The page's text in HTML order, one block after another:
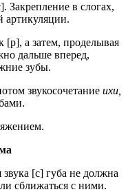
Закрепление в слогах,
артикуляции.
[р], а затем, проделывая
дальше вперед,
зубы.
звукосочетание ихи,
[с] губа не должна
сближаться с ними.